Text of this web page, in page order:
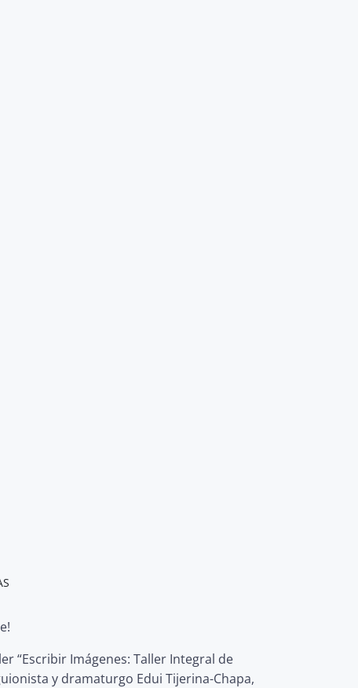
“Escribir Imágenes: Taller Integral de
y dramaturgo Edui Tijerina-Chapa,